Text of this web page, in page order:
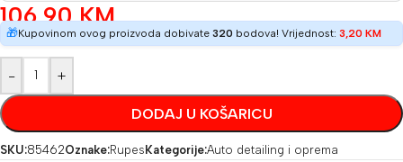
106,90KM
🎁Kupovinom ovog proizvoda dobivate 320 bodova! Vrijednost: 3,20 KM
- +
DODAJ U KOŠARICU
SKU:85462Oznake:Rupes Kategorije:Auto detailing i oprema